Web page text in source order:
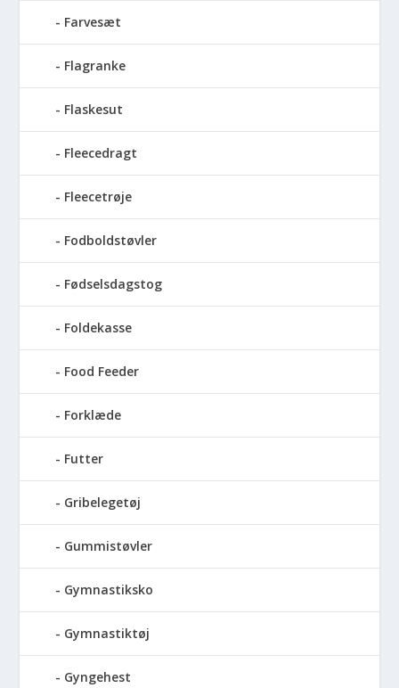
Farvesæt
Flagranke
Flaskesut
Fleecedragt
Fleecetrøje
Fodboldstøvler
Fødselsdagstog
Foldekasse
Food Feeder
Forklæde
Futter
Gribelegetøj
Gummistøvler
Gymnastiksko
Gymnastiktøj
Gyngehest